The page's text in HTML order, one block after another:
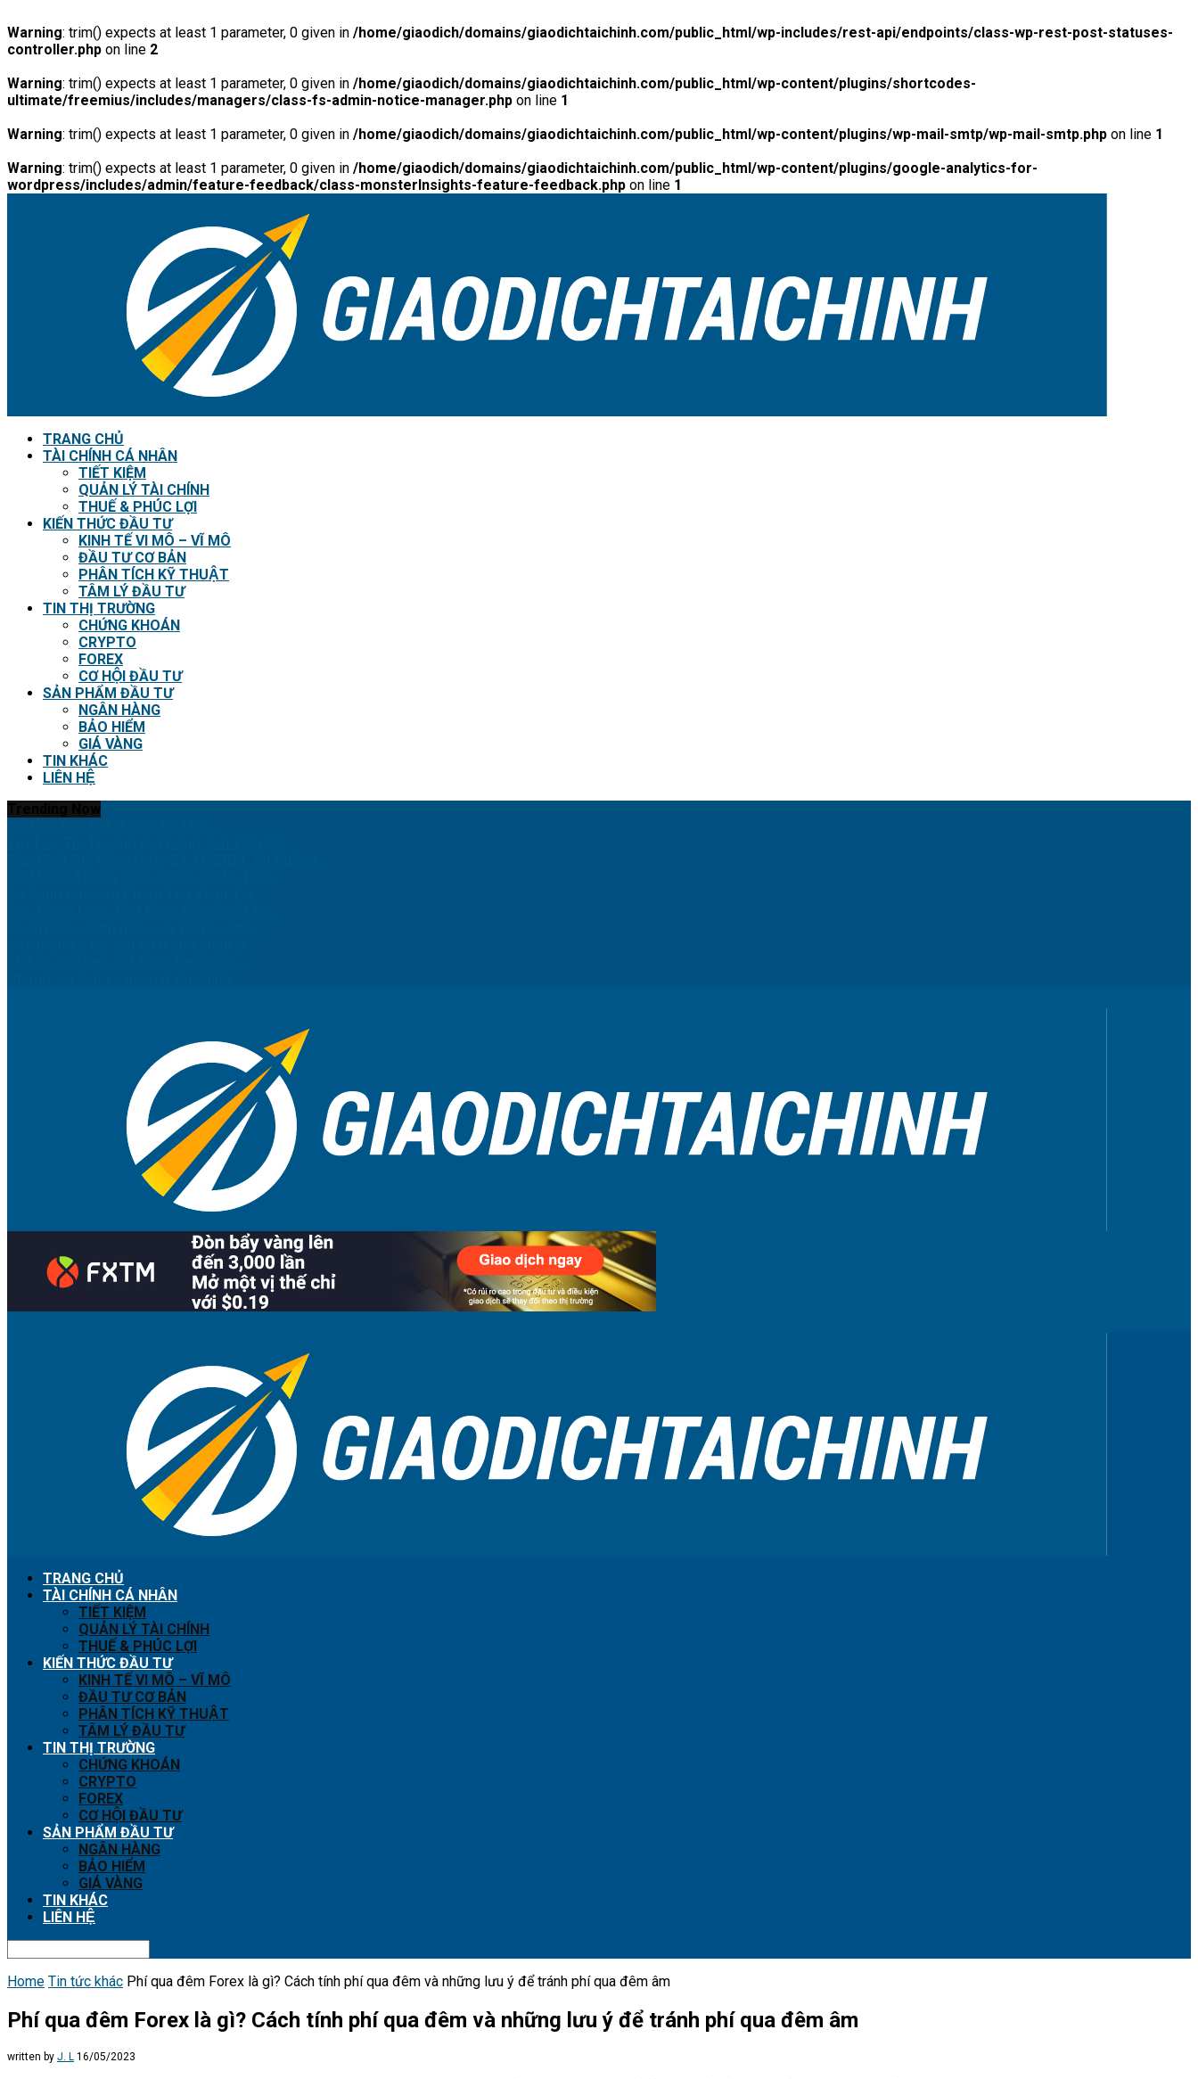
Warning: trim() expects at least 1 parameter, 0 given in /home/giaodich/domains/giaodichtaichinh.com/public_html/wp-includes/rest-api/endpoints/class-wp-rest-post-statuses-
controller.php on line 2
Warning: trim() expects at least 1 parameter, 0 given in /home/giaodich/domains/giaodichtaichinh.com/public_html/wp-content/plugins/shortcodes-
ultimate/freemius/includes/managers/class-fs-admin-notice-manager.php on line 1
Warning: trim() expects at least 1 parameter, 0 given in /home/giaodich/domains/giaodichtaichinh.com/public_html/wp-content/plugins/wp-mail-smtp/wp-mail-smtp.php on line 1
Warning: trim() expects at least 1 parameter, 0 given in /home/giaodich/domains/giaodichtaichinh.com/public_html/wp-content/plugins/google-analytics-for-
wordpress/includes/admin/feature-feedback/class-monsterInsights-feature-feedback.php on line 1
TRANG CHỦ
TÀI CHÍNH CÁ NHÂN
TIẾT KIỆM
QUẢN LÝ TÀI CHÍNH
THUẾ & PHÚC LỢI
KIẾN THỨC ĐẦU TƯ
KINH TẾ VI MÔ – VĨ MÔ
ĐẦU TƯ CƠ BẢN
PHÂN TÍCH KỸ THUẬT
TÂM LÝ ĐẦU TƯ
TIN THỊ TRƯỜNG
CHỨNG KHOÁN
CRYPTO
FOREX
CƠ HỘI ĐẦU TƯ
SẢN PHẨM ĐẦU TƯ
NGÂN HÀNG
BẢO HIỂM
GIÁ VÀNG
TIN KHÁC
LIÊN HỆ
TRANG CHỦ
TÀI CHÍNH CÁ NHÂN
TIẾT KIỆM
QUẢN LÝ TÀI CHÍNH
THUẾ & PHÚC LỢI
KIẾN THỨC ĐẦU TƯ
KINH TẾ VI MÔ – VĨ MÔ
ĐẦU TƯ CƠ BẢN
PHÂN TÍCH KỸ THUẬT
TÂM LÝ ĐẦU TƯ
TIN THỊ TRƯỜNG
CHỨNG KHOÁN
CRYPTO
FOREX
CƠ HỘI ĐẦU TƯ
SẢN PHẨM ĐẦU TƯ
NGÂN HÀNG
BẢO HIỂM
GIÁ VÀNG
TIN KHÁC
LIÊN HỆ
Home Tin tức khác Phí qua đêm Forex là gì? Cách tính phí qua đêm và những lưu ý để tránh phí qua đêm âm
Phí qua đêm Forex là gì? Cách tính phí qua đêm và những lưu ý để tránh phí qua đêm âm
written by J. L 16/05/2023